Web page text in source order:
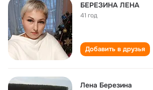
БЕРЕЗИНА ЛЕНА
41 год
Добавить в друзья
Лена Березина